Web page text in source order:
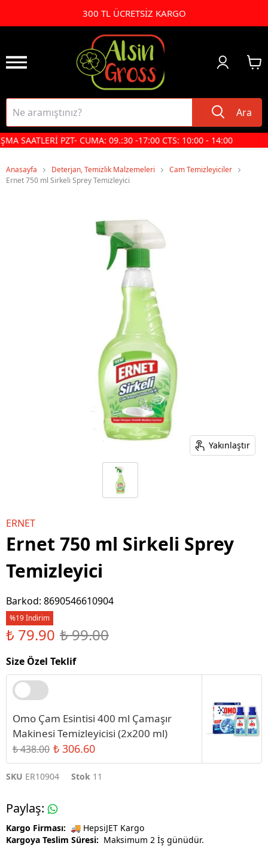
300 TL ÜCRETSİZ KARGO
Ara
SAATLERİ PZT- CUMA: 09.:30 -17:00 CTS: 10:00 - 14:00
Anasayfa Deterjan, Temizlik Malzemeleri
Cam Temizleyiciler
Ernet 750 ml Sirkeli Sprey Temizleyici
Yakınlaştır
ERNET
Ernet 750 ml Sirkeli Sprey
Temizleyici
Barkod: 8690546610904
%19 İndirim
₺ 79.90 ₺ 99.00
Size Özel Teklif
Omo Çam Esintisi 400 ml Çamaşır
Makinesi Temizleyicisi (2x200 ml)
₺ 438.00 ₺ 306.60
SKU ER10904 Stok 11
Paylaş:
Kargo Firması: 🚚 HepsiJET Kargo
Kargoya Teslim Süresi: Maksimum 2 İş günüdür.